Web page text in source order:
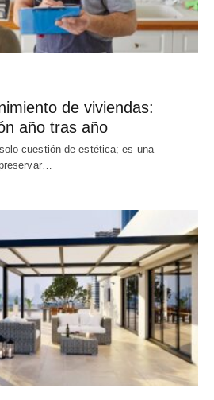
de viviendas:
año tras año
cuestión de estética; es una